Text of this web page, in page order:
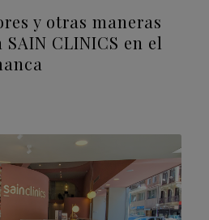
y otras maneras
CLINICS en el